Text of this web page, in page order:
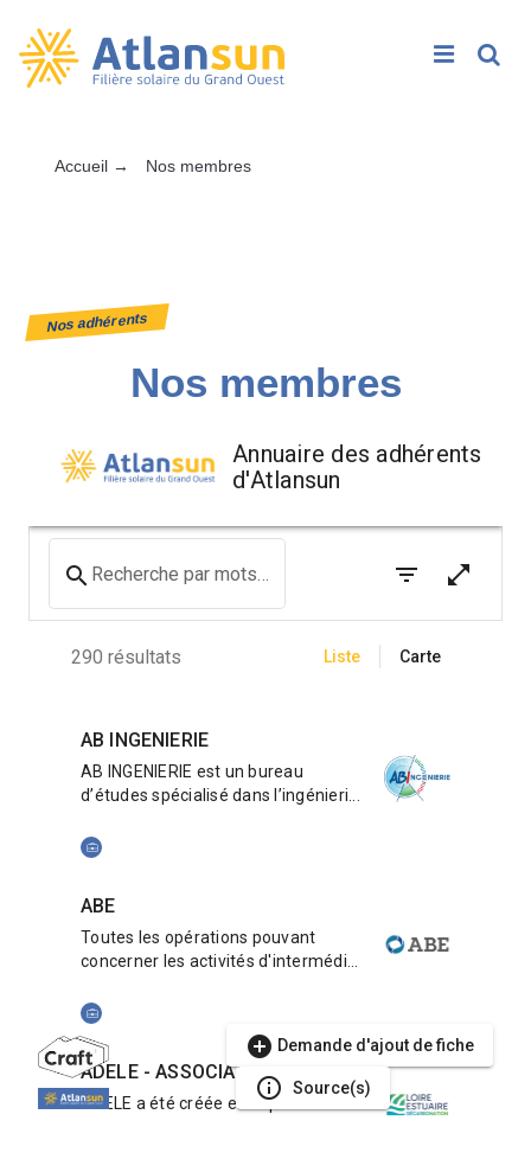
Accueil → Nos membres
Nos adhérents
Nos membres